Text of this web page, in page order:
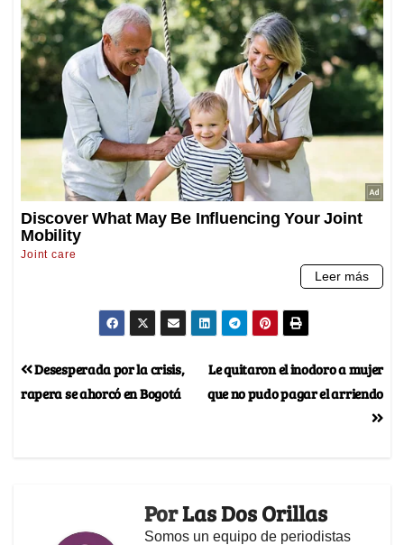
Le quitaron el inodoro a mujer
que no pudo pagar el arriendo
Desesperada por la crisis,
rapera se ahorcó en Bogotá
PorLas Dos Orillas
Somos un equipo de periodistas